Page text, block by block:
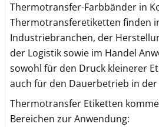
Thermotransfer-Farbbänder in
Thermotransferetiketten finden
Industriebranchen, der
der Logistik sowie im Handel
sowohl für den Druck kleinerer
auch für den Dauerbetrieb in
Thermotransfer Etiketten
Bereichen zur Anwendung: